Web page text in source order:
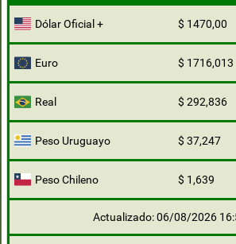
Dólar Oficial + $ 1470,00
Euro $ 1716,013
Real $ 292,836
Peso Uruguayo $ 37,247
Peso Chileno $ 1,639
Actualizado: 06/08/2026